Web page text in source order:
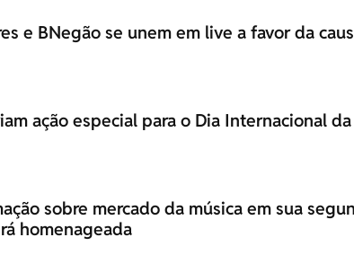
e BNegão se unem em live a favor da
ação especial para o Dia Internacional da
sobre mercado da música em sua
homenageada